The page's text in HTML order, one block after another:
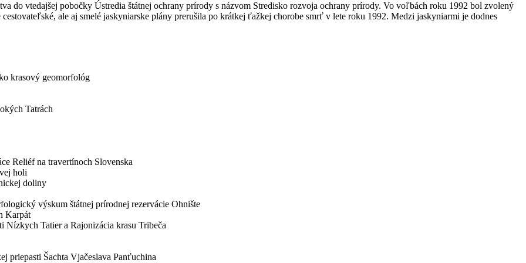
do vtedajšej pobočky Ústredia štátnej ochrany prírody s názvom Stredisko rozvoja ochrany prírody. Vo voľbách roku 1992 bol zvolený
ale aj smelé jaskyniarske plány prerušila po krátkej ťažkej chorobe smrť v lete roku 1992. Medzi jaskyniarmi je dodnes
krasový geomorfológ
Tatrách
Reliéf na travertínoch Slovenska
holi
doliny
výskum štátnej prírodnej rezervácie Ohnište
Karpát
Nízkych Tatier a Rajonizácia krasu Tribeča
priepasti Šachta Vjačeslava Panťuchina